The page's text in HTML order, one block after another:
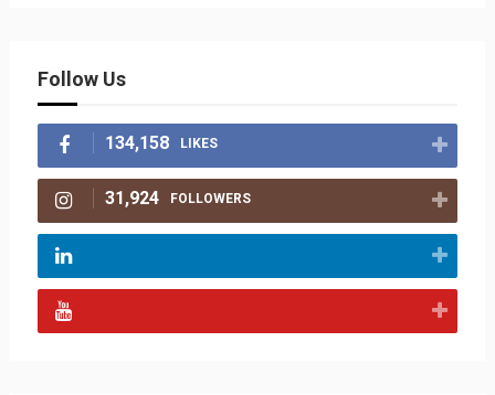
Follow Us
134,158 LIKES
31,924 FOLLOWERS